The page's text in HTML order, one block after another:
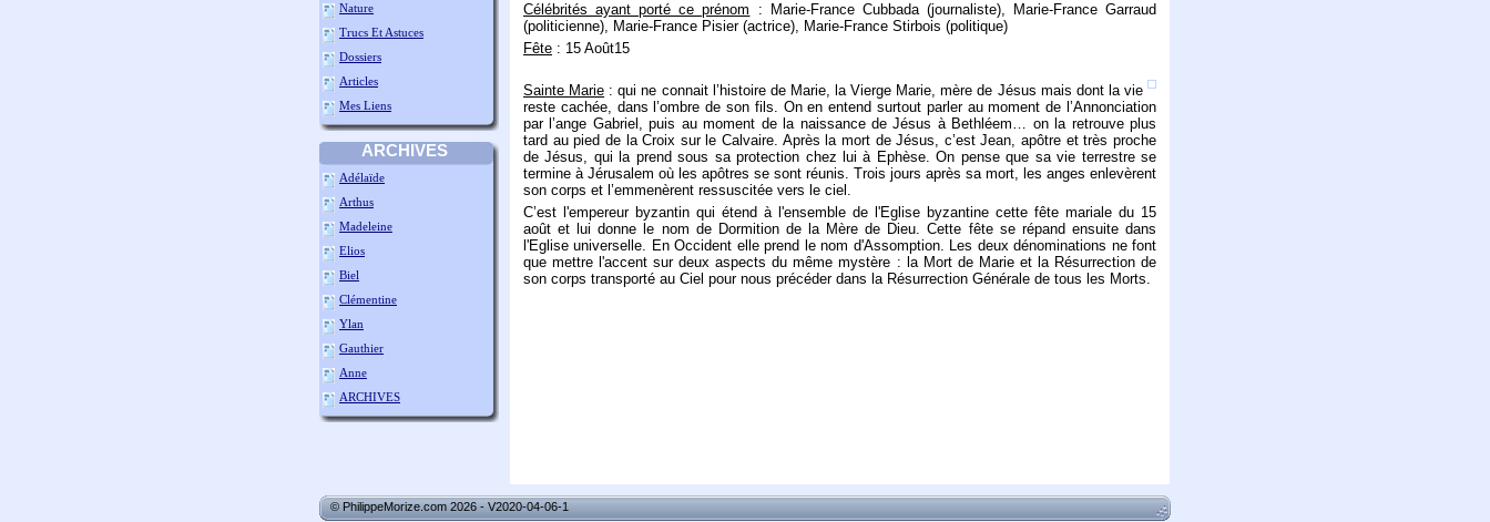
Nature
Trucs Et Astuces
Dossiers
Articles
Mes Liens
ARCHIVES
Adélaïde
Arthus
Madeleine
Elios
Biel
Clémentine
Ylan
Gauthier
Anne
ARCHIVES
Célébrités ayant porté ce prénom : Marie-France Cubbada (journaliste), Marie-France Garraud
(politicienne), Marie-France Pisier (actrice), Marie-France Stirbois (politique)
Fête : 15 Août15
Sainte Marie : qui ne connait l’histoire de Marie, la Vierge Marie, mère de Jésus mais dont la vie
reste cachée, dans l’ombre de son fils. On en entend surtout parler au moment de l’Annonciation
par l’ange Gabriel, puis au moment de la naissance de Jésus à Bethléem… on la retrouve plus
tard au pied de la Croix sur le Calvaire. Après la mort de Jésus, c’est Jean, apôtre et très proche
de Jésus, qui la prend sous sa protection chez lui à Ephèse. On pense que sa vie terrestre se
termine à Jérusalem où les apôtres se sont réunis. Trois jours après sa mort, les anges enlevèrent
son corps et l’emmenèrent ressuscitée vers le ciel.
C’est l'empereur byzantin qui étend à l'ensemble de l'Eglise byzantine cette fête mariale du 15
août et lui donne le nom de Dormition de la Mère de Dieu. Cette fête se répand ensuite dans
l'Eglise universelle. En Occident elle prend le nom d'Assomption. Les deux dénominations ne font
que mettre l'accent sur deux aspects du même mystère : la Mort de Marie et la Résurrection de
son corps transporté au Ciel pour nous précéder dans la Résurrection Générale de tous les Morts.
© PhilippeMorize.com 2026 - V2020-04-06-1